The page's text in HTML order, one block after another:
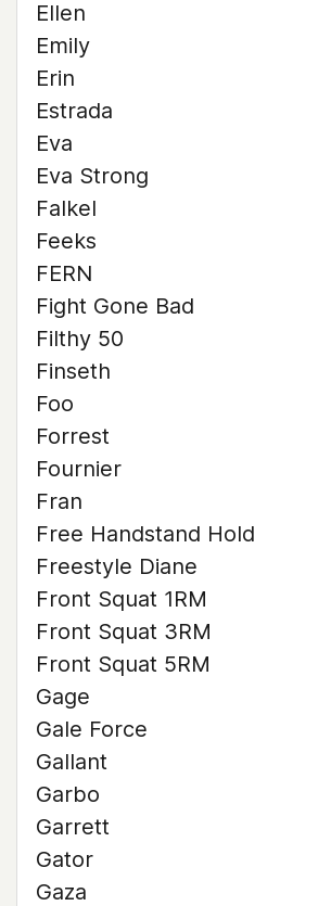
Ellen
Emily
Erin
Estrada
Eva
Eva Strong
Falkel
Feeks
FERN
Fight Gone Bad
Filthy 50
Finseth
Foo
Forrest
Fournier
Fran
Free Handstand Hold
Freestyle Diane
Front Squat 1RM
Front Squat 3RM
Front Squat 5RM
Gage
Gale Force
Gallant
Garbo
Garrett
Gator
Gaza